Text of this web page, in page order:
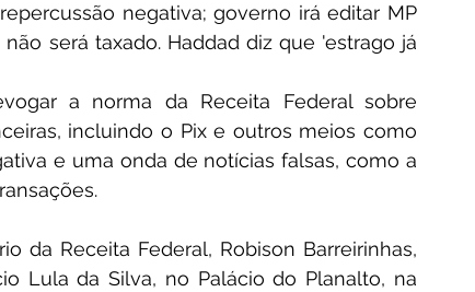
negativa; governo irá editar MP
será taxado. Haddad diz que 'estrago já
a norma da Receita Federal sobre
incluindo o Pix e outros meios como
e uma onda de notícias falsas, como a
da Receita Federal, Robison Barreirinhas,
Lula da Silva, no Palácio do Planalto, na